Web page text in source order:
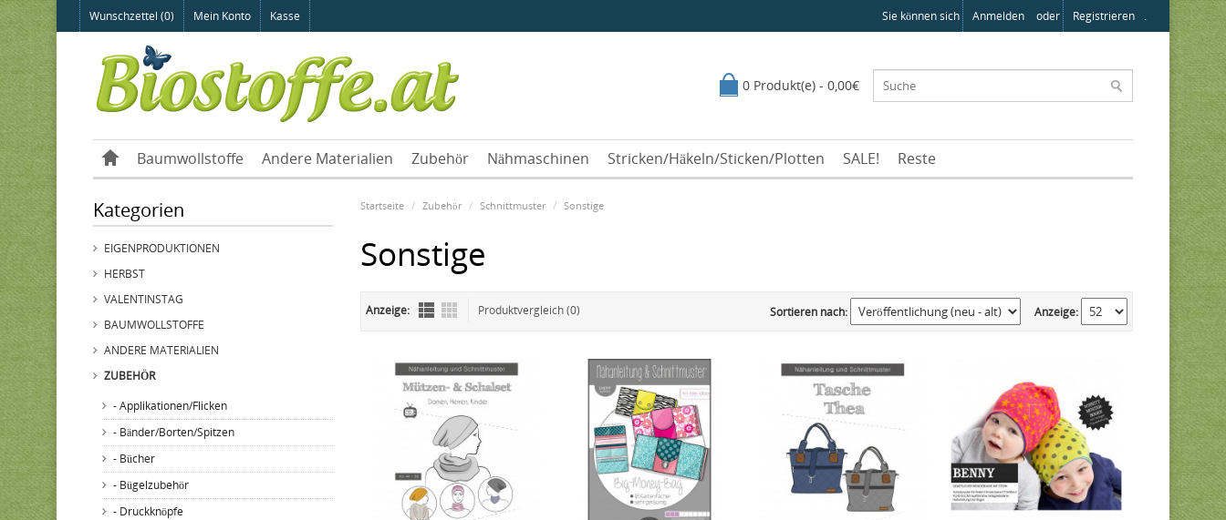
Wunschzettel (0) Mein Konto Kasse Sie können sich Anmelden oder Registrieren .
0 Produkt(e) - 0,00€
Baumwollstoffe Andere Materialien Zubehör Nähmaschinen Stricken/Häkeln/Sticken/Plotten SALE! Reste
Kategorien
EIGENPRODUKTIONEN
HERBST
VALENTINSTAG
BAUMWOLLSTOFFE
ANDERE MATERIALIEN
ZUBEHÖR
- Applikationen/Flicken
- Bänder/Borten/Spitzen
- Bücher
- Bügelzubehör
- Druckknöpfe
Startseite Zubehör Schnittmuster Sonstige
Sonstige
Anzeige: Produktvergleich (0) Anzeige:
Sortieren nach: